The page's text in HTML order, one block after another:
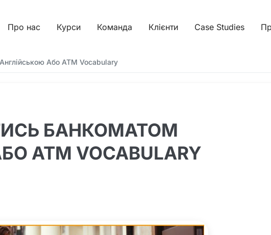
Про нас Курси Команда Клієнти Case Studies
Або ATM Vocabulary
БАНКОМАТОМ
ATM VOCABULARY